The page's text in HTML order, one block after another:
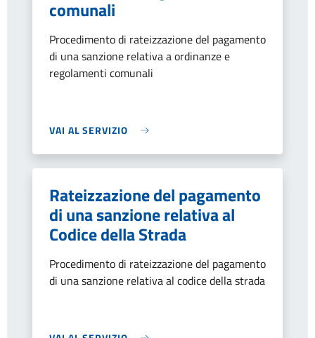
comunali
Procedimento di rateizzazione del pagamento
di una sanzione relativa a ordinanze e
regolamenti comunali
VAI AL SERVIZIO
Rateizzazione del pagamento
di una sanzione relativa al
Codice della Strada
Procedimento di rateizzazione del pagamento
di una sanzione relativa al codice della strada